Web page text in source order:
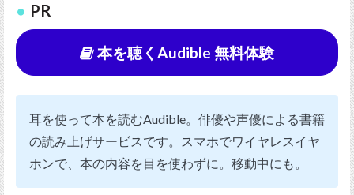
PR
本を聴くAudible 無料体験
耳を使って本を読むAudible。俳優や声優による書籍
の読み上げサービスです。スマホでワイヤレスイヤ
ホンで、本の内容を目を使わずに。移動中にも。